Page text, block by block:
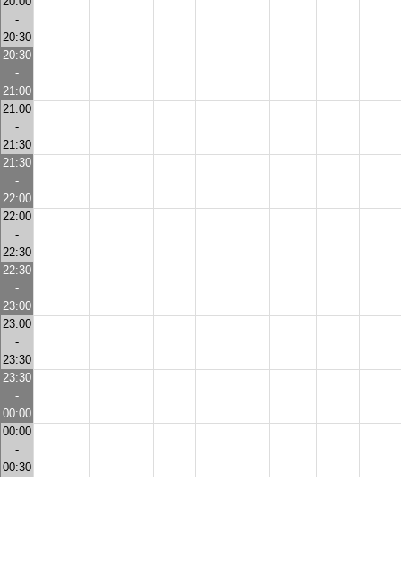
-
20:30
20:30
-
21:00
21:00
-
21:30
21:30
-
22:00
22:00
-
22:30
22:30
-
23:00
23:00
-
23:30
23:30
-
00:00
00:00
-
00:30